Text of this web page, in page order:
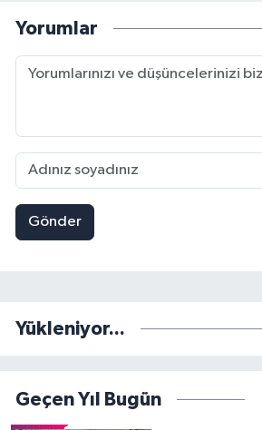
Yorumlar
Gönder
Yükleniyor...
Geçen Yıl Bugün